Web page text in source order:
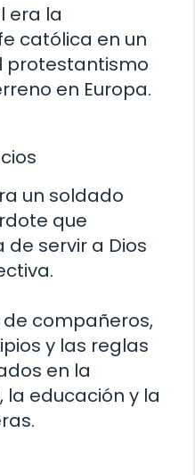
era la
católica en un
protestantismo
en Europa.
un soldado
que
servir a Dios
compañeros,
y las reglas
en la
la educación y la